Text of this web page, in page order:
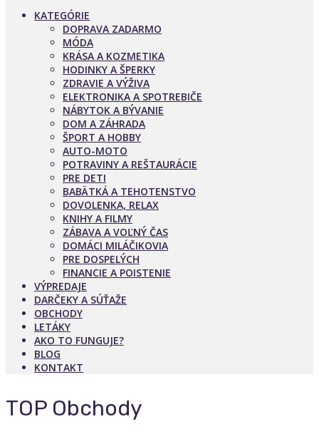
KATEGÓRIE
DOPRAVA ZADARMO
MÓDA
KRÁSA A KOZMETIKA
HODINKY A ŠPERKY
ZDRAVIE A VÝŽIVA
ELEKTRONIKA A SPOTREBIČE
NÁBYTOK A BÝVANIE
DOM A ZÁHRADA
ŠPORT A HOBBY
AUTO-MOTO
POTRAVINY A REŠTAURÁCIE
PRE DETI
BABÄTKÁ A TEHOTENSTVO
DOVOLENKA, RELAX
KNIHY A FILMY
ZÁBAVA A VOĽNÝ ČAS
DOMÁCI MILÁČIKOVIA
PRE DOSPELÝCH
FINANCIE A POISTENIE
VÝPREDAJE
DARČEKY A SÚŤAŽE
OBCHODY
LETÁKY
AKO TO FUNGUJE?
BLOG
KONTAKT
TOP Obchody